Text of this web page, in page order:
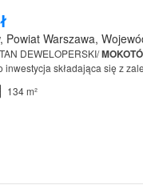
Warszawa,
DEWELOPERSKI/
inwestycja składająca się z
134 m²